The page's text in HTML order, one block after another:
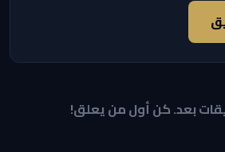
بعد. كن أول من يعلق!